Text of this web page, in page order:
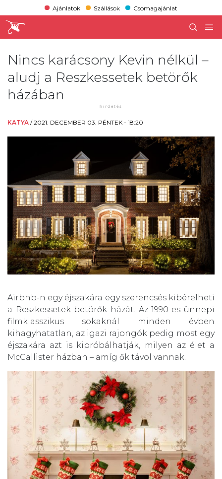
Ajánlatok Szállások Csomagajánlat
Nincs karácsony Kevin nélkül –
aludj a Reszkessetek betörők
házában
KATYA /2021. DECEMBER 03. PÉNTEK - 18:20
Airbnb-n egy éjszakára egy szerencsés kibérelheti
a Reszkessetek betörők házát. Az 1990-es ünnepi
filmklasszikus sokaknál minden évben
kihagyhatatlan, az igazi rajongók pedig most egy
éjszakára azt is kipróbálhatják, milyen az élet a
McCallister házban – amíg ők távol vannak.